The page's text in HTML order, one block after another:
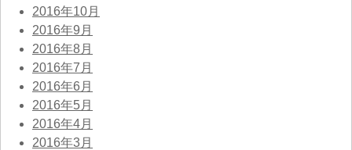
2016年10月
2016年9月
2016年8月
2016年7月
2016年6月
2016年5月
2016年4月
2016年3月